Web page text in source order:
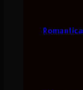
Romantica